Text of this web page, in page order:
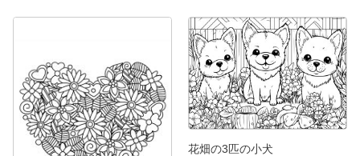
花畑の3匹の小犬